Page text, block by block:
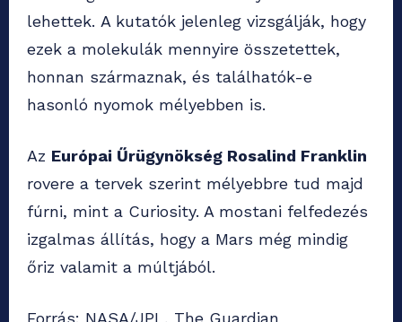
lehettek. A kutatók jelenleg vizsgálják, hogy
ezek a molekulák mennyire összetettek,
honnan származnak, és találhatók-e
hasonló nyomok mélyebben is.
Az Európai Űrügynökség Rosalind Franklin
rovere a tervek szerint mélyebbre tud majd
fúrni, mint a Curiosity. A mostani felfedezés
izgalmas állítás, hogy a Mars még mindig
őriz valamit a múltjából.